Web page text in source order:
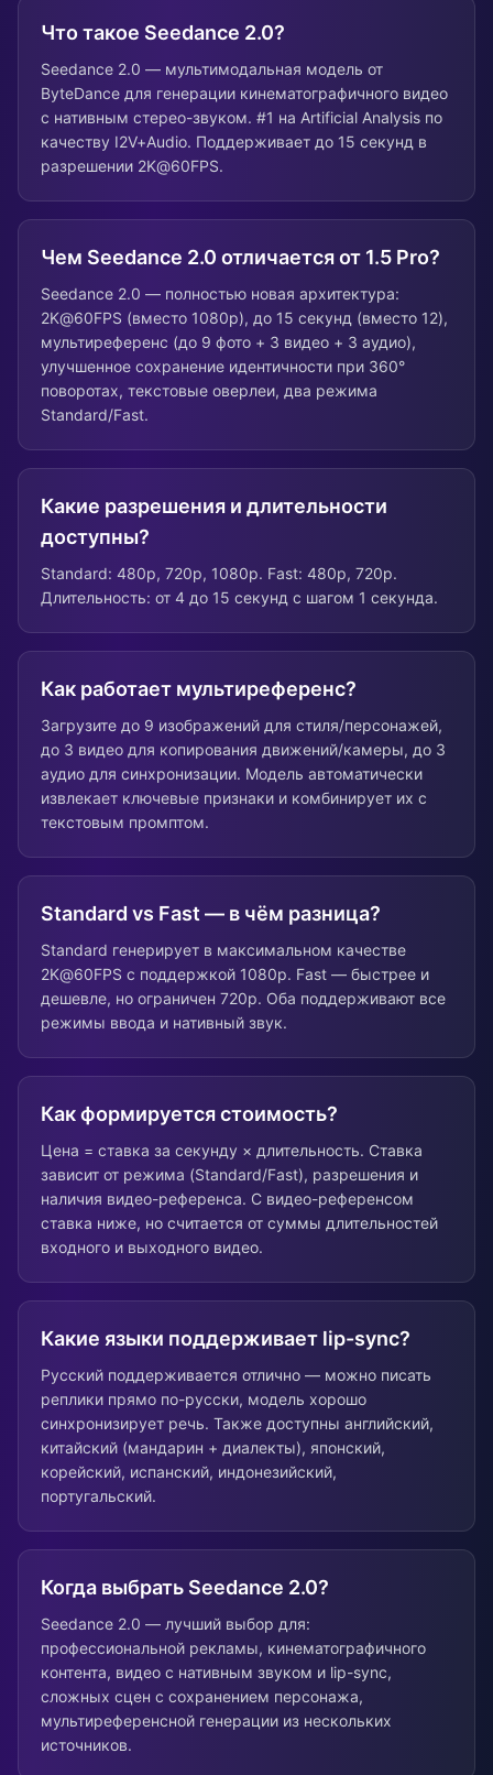
Что такое Seedance 2.0?
Seedance 2.0 — мультимодальная модель от
ByteDance для генерации кинематографичного видео
с нативным стерео-звуком. #1 на Artificial Analysis по
качеству I2V+Audio. Поддерживает до 15 секунд в
разрешении 2K@60FPS.
Чем Seedance 2.0 отличается от 1.5 Pro?
Seedance 2.0 — полностью новая архитектура:
2K@60FPS (вместо 1080p), до 15 секунд (вместо 12),
мультиреференс (до 9 фото + 3 видео + 3 аудио),
улучшенное сохранение идентичности при 360°
поворотах, текстовые оверлеи, два режима
Standard/Fast.
Какие разрешения и длительности
доступны?
Standard: 480p, 720p, 1080p. Fast: 480p, 720p.
Длительность: от 4 до 15 секунд с шагом 1 секунда.
Как работает мультиреференс?
Загрузите до 9 изображений для стиля/персонажей,
до 3 видео для копирования движений/камеры, до 3
аудио для синхронизации. Модель автоматически
извлекает ключевые признаки и комбинирует их с
текстовым промптом.
Standard vs Fast — в чём разница?
Standard генерирует в максимальном качестве
2K@60FPS с поддержкой 1080p. Fast — быстрее и
дешевле, но ограничен 720p. Оба поддерживают все
режимы ввода и нативный звук.
Как формируется стоимость?
Цена = ставка за секунду × длительность. Ставка
зависит от режима (Standard/Fast), разрешения и
наличия видео-референса. С видео-референсом
ставка ниже, но считается от суммы длительностей
входного и выходного видео.
Какие языки поддерживает lip-sync?
Русский поддерживается отлично — можно писать
реплики прямо по-русски, модель хорошо
синхронизирует речь. Также доступны английский,
китайский (мандарин + диалекты), японский,
корейский, испанский, индонезийский,
португальский.
Когда выбрать Seedance 2.0?
Seedance 2.0 — лучший выбор для:
профессиональной рекламы, кинематографичного
контента, видео с нативным звуком и lip-sync,
сложных сцен с сохранением персонажа,
мультиреференсной генерации из нескольких
источников.